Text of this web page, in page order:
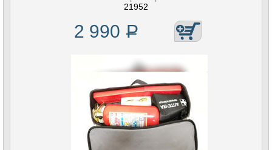
21952
2 990 Р